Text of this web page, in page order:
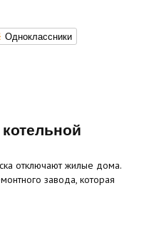
Одноклассники
отключают жилые дома.
завода, которая